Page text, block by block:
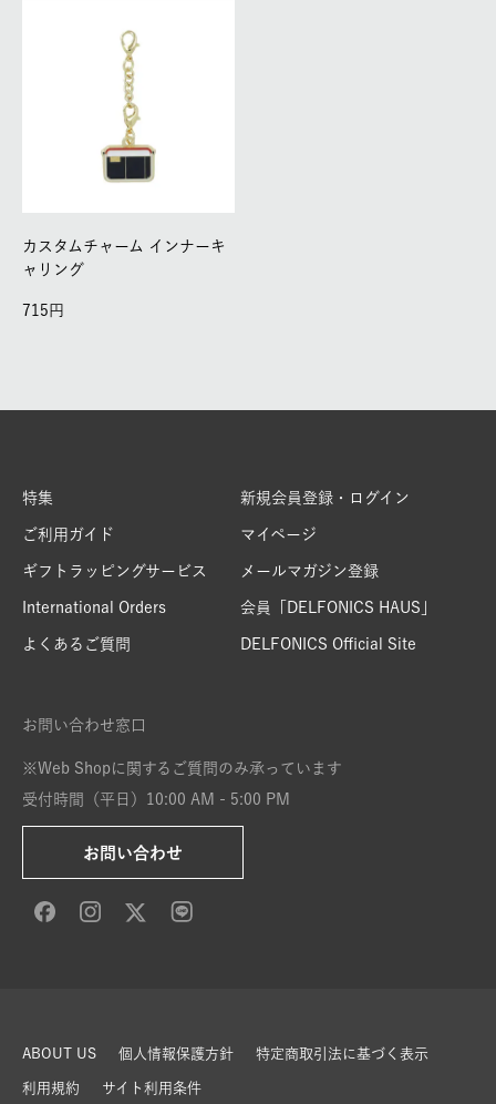
カスタムチャーム インナーキ
ャリング
715
特集
ご利用ガイド
ギフトラッピングサービス
International Orders
よくあるご質問
新規会員登録・ログイン
マイページ
メールマガジン登録
会員「DELFONICS HAUS」
DELFONICS Official Site
お問い合わせ窓口
※Web Shopに関するご質問のみ承っています
受付時間（平日）10:00 AM - 5:00 PM
お問い合わせ
ABOUT US 個人情報保護方針 特定商取引法に基づく表示
利用規約 サイト利用条件